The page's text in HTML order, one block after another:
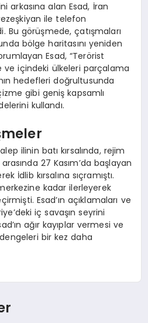
arkasına alan Esad, İran
ile telefon
Bu görüşmede, çatışmaları
bölge haritasını yeniden
Esad, “Terörist
ve içindeki ülkeleri parçalama
hedefleri doğrultusunda
gibi geniş kapsamlı
kullandı.
ilinin batı kırsalında, rejim
27 Kasım’da başlayan
İdlib kırsalına sıçramıştı.
kadar ilerleyerek
Esad’ın açıklamaları ve
iç savaşın seyrini
ağır kayıplar vermesi ve
bir kez daha